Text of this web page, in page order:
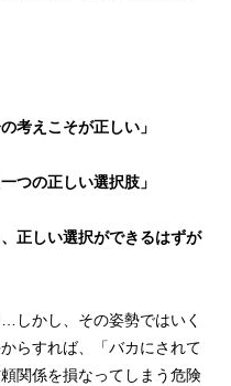
考えこそが正しい」
つの正しい選択肢」
正しい選択ができるはずが
しかし、その姿勢ではいく
らすれば、「バカにされて
関係を損なってしまう危険